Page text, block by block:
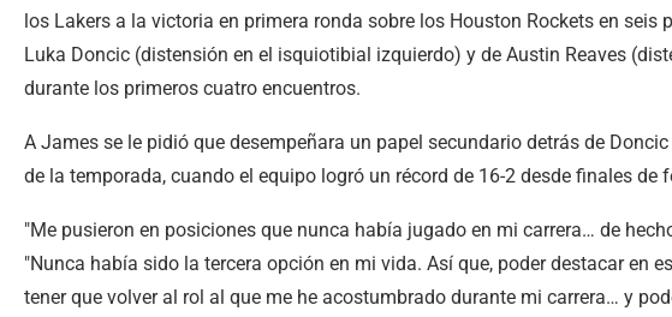
los Lakers a la victoria en primera ronda sobre los Houston Rockets en seis
Luka Doncic (distensión en el isquiotibial izquierdo) y de Austin Reaves
durante los primeros cuatro encuentros.
A James se le pidió que desempeñara un papel secundario detrás de
de la temporada, cuando el equipo logró un récord de 16-2 desde finales de
"Me pusieron en posiciones que nunca había jugado en mi carrera… de
"Nunca había sido la tercera opción en mi vida. Así que, poder destacar en
tener que volver al rol al que me he acostumbrado durante mi carrera… y